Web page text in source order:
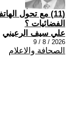
(11) مع تحول
الفضائيات ؟
علي سيف الرعيني
2026 / 8 / 9
الصحافة والاعلام